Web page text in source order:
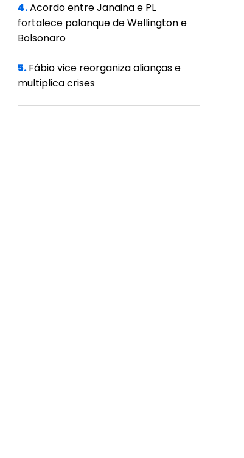
4.Acordo entre Janaina e PL
fortalece palanque de Wellington e
Bolsonaro
5.Fábio vice reorganiza alianças e
multiplica crises